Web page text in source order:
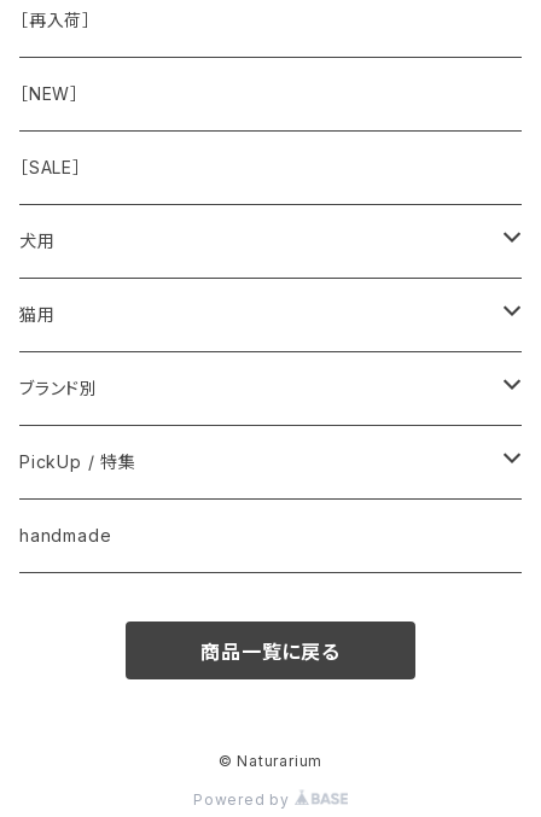
おめめ
ちょこっとシリーズ
◾️躾トレーニングに
◾️長く楽しむ用
◾️特別なご褒美/嗜好性高
おなか
臓-肝腎心膵
免疫力・健康維持
こころ・脳
ドライ
お散歩用品
オーナー雑貨
［再入荷］
［NEW］
［SALE］
犬用
フードおやつ
用品
猫用
フードおやつ
用品
ブランド別
Anima Strath
Animal Essentials
PickUp / 特集
換毛期におすすめ
handmade
商品一覧に戻る
© Naturarium
Powered by